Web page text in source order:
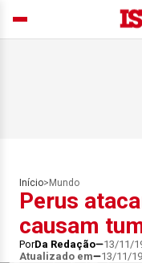
Início> Mundo
Perus
causam
PorDa Redação 13/11/
Atualizado em
13/11/